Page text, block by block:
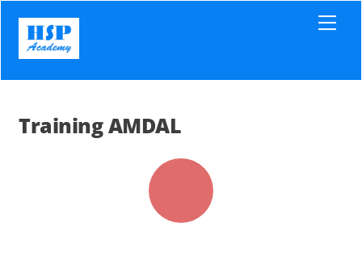
content
Training AMDAL